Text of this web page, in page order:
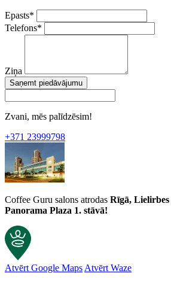
Epasts*
Telefons*
Ziņa
Saņemt piedāvājumu
Zvani, mēs palīdzēsim!
+371 23999798
Coffee Guru salons atrodas Rīgā, Lielirbes
Panorama Plaza 1. stāvā!
Atvērt Google Maps Atvērt Waze